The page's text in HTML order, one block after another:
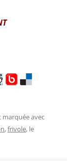
marquée avec
,frivole, le